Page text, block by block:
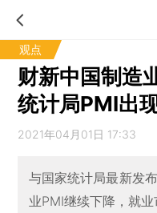
观点
财新中国制造
统计局PMI出
2021年04月01日 17:33
与国家统计局最新发
业PMI继续下降，就